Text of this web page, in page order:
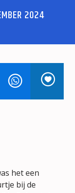
2024
het een
bij de